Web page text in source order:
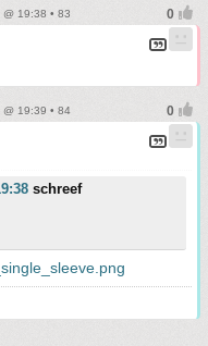
19:38 • 83
19:39 • 84
schreef